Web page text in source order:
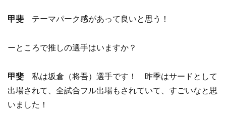
甲斐 テーマパーク感があって良いと思う！
ーところで推しの選手はいますか？
甲斐 私は坂倉（将吾）選手です！ 昨季はサードとして
出場されて、全試合フル出場もされていて、すごいなと思
いました！